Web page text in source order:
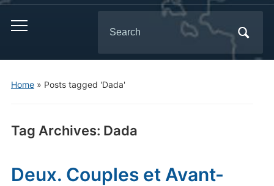
for:
Home» Posts tagged 'Dada'
Tag Archives: Dada
Deux. Couples et Avant-